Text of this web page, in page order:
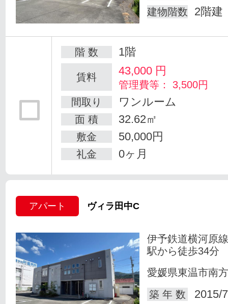
建物階数 2階建
階 数 1階
賃料 43,000 円
管理費等： 3,500円
間取り
ワンルーム
面 積 32.62㎡
敷金 50,000円
礼金 0ヶ月
アパート ヴィラ田中C
伊予鉄道横河原
駅から徒歩34分
愛媛県東温市南方
築 年 数
2015/